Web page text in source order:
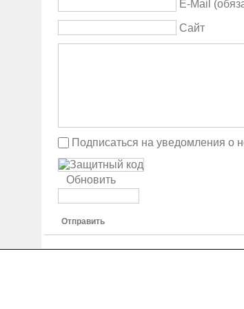
E-Mail
Сайт
Подписаться на уведомления о
Обновить
Отправить